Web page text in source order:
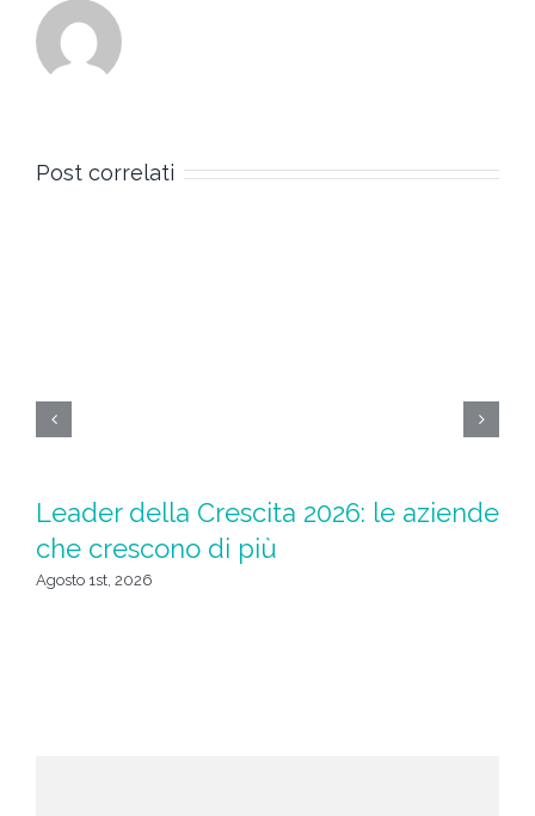
Post correlati
Leader della Crescita 2026: le aziende
che crescono di più
Agosto 1st, 2026